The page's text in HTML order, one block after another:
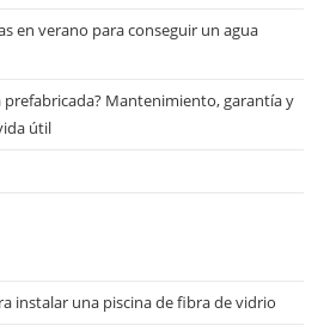
en verano para conseguir un agua
prefabricada? Mantenimiento, garantía y
útil
instalar una piscina de fibra de vidrio